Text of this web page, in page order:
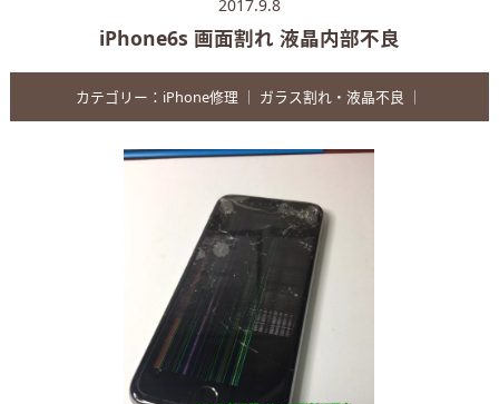
2017.9.8
iPhone6s 画面割れ 液晶内部不良
カテゴリー： iPhone修理 ｜ ガラス割れ・液晶不良 ｜